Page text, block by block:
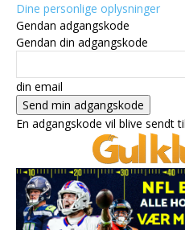
Dine personlige oplysninger
Gendan adgangskode
Gendan din adgangskode
din email
En adgangskode vil blive sendt